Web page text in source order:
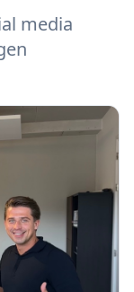
media